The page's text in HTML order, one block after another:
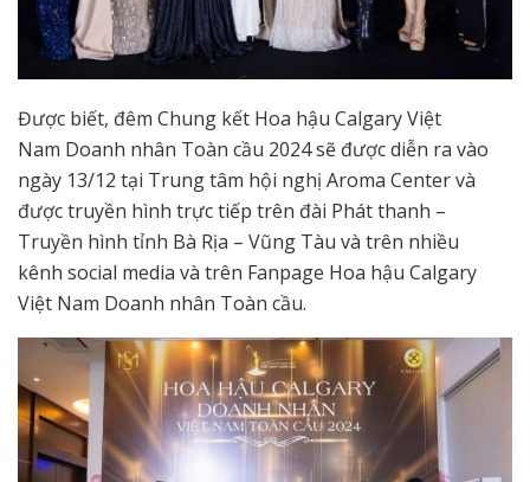
Được biết, đêm Chung kết Hoa hậu Calgary Việt
Nam Doanh nhân Toàn cầu 2024 sẽ được diễn ra vào
ngày 13/12 tại Trung tâm hội nghị Aroma Center và
được truyền hình trực tiếp trên đài Phát thanh –
Truyền hình tỉnh Bà Rịa – Vũng Tàu và trên nhiều
kênh social media và trên Fanpage Hoa hậu Calgary
Việt Nam Doanh nhân Toàn cầu.